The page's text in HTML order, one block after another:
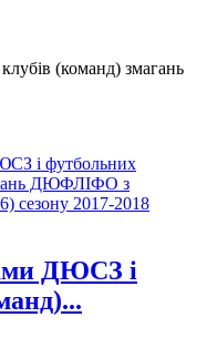
(команд) змагань
ДЮСЗ і